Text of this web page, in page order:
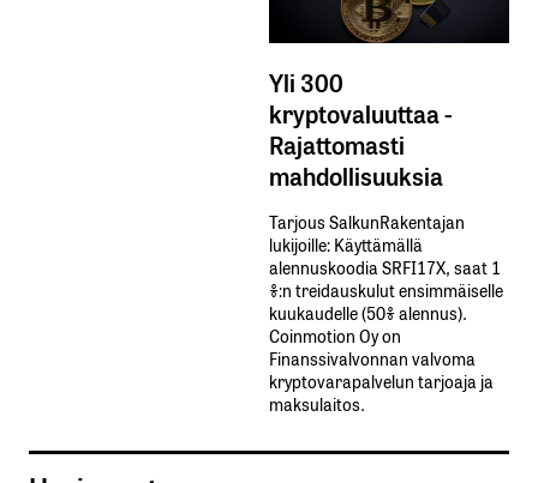
Yli 300
kryptovaluuttaa -
Rajattomasti
mahdollisuuksia
Tarjous SalkunRakentajan
lukijoille: Käyttämällä​ ​
alennuskoodia​ ​SRFI17X,​ ​saat​ ​1
%:n treidauskulut​ ​ensimmäiselle​ ​
kuukaudelle​ ​(50%​ ​alennus).
Coinmotion Oy on
Finanssivalvonnan valvoma
kryptovarapalvelun tarjoaja ja
maksulaitos.